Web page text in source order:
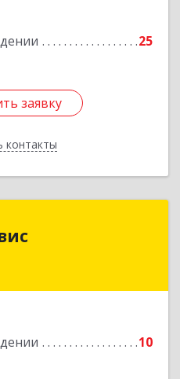
25
заявку
контакты
заявку
10
край, Павловский р-н,